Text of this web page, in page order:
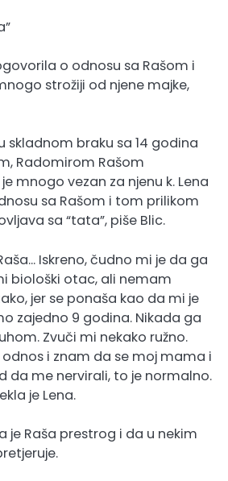
o odnosu sa Rašom i
strožiji od njene majke,
skladnom braku sa 14 godina
Radomirom Rašom
mnogo vezan za njenu k. Lena
sa Rašom i tom prilikom
sa “tata”, piše Blic.
Iskreno, čudno mi je da ga
biološki otac, ali nemam
jer se ponaša kao da mi je
zajedno 9 godina. Nikada ga
Zvuči mi nekako ružno.
i znam da se moj mama i
da me nervirali, to je normalno.
je Lena.
je Raša prestrog i da u nekim